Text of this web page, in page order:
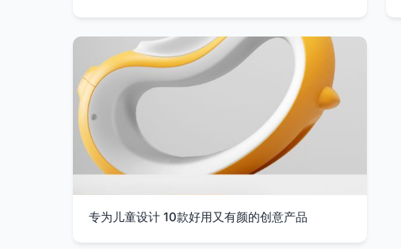
专为儿童设计 10款好用又有颜的创意产品